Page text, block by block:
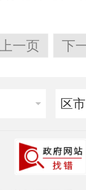
上一页 下
区